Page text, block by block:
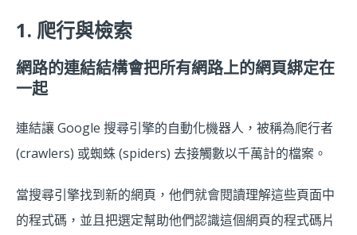
1. 爬行與檢索
網路的連結結構會把所有網路上的網頁綁定在
一起
連結讓 Google 搜尋引擎的自動化機器人，被稱為爬行者
(crawlers) 或蜘蛛 (spiders) 去接觸數以千萬計的檔案。
當搜尋引擎找到新的網頁，他們就會閱讀理解這些頁面中
的程式碼，並且把選定幫助他們認識這個網頁的程式碼片